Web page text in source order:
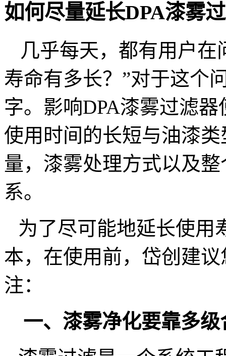
如何尽量延长DPA漆雾
几乎每天，都有用户在
寿命有多长？”对于这个
字。影响DPA漆雾过滤器
使用时间的长短与油漆
量，漆雾处理方式以及
系。
为了尽可能地延长使用
本，在使用前，岱创 建
注：
一、 漆雾净化要靠多